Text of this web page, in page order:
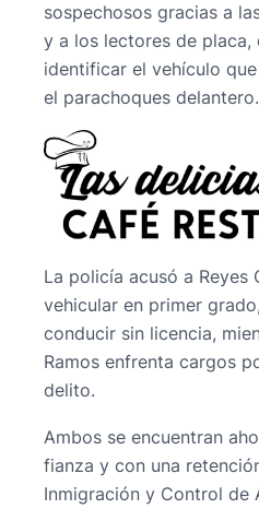
sospechosos gracias a
y a los lectores de placa,
identificar el vehículo
el parachoques delantero.
La policía acusó a Reyes
vehicular en primer
conducir sin licencia,
Ramos enfrenta cargos
delito.
Ambos se encuentran
fianza y con una
Inmigración y Control de